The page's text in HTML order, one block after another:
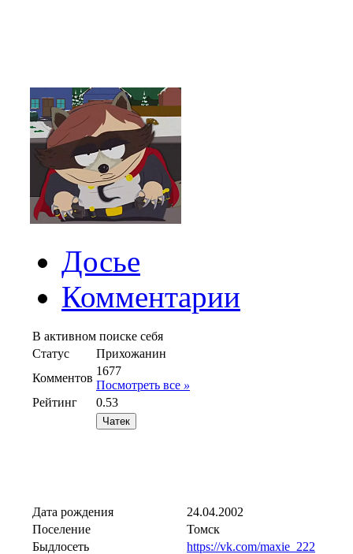
Досье
Комментарии
В активном поиске себя
Статус
Прихожанин
Комментов
1677
Посмотреть все »
Рейтинг
0.53
Дата рождения
24.04.2002
Поселение
Томск
Быдлосеть
https://vk.com/maxie_222